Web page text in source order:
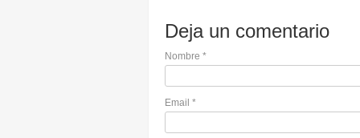
Deja un comentario
Nombre *
Email *